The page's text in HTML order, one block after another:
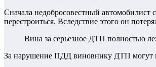
Сначала недобросовестный автомобилист
перестроиться. Вследствие этого он
Вина за серьезное ДТП полностью
За нарушение ПДД виновнику ДТП могут